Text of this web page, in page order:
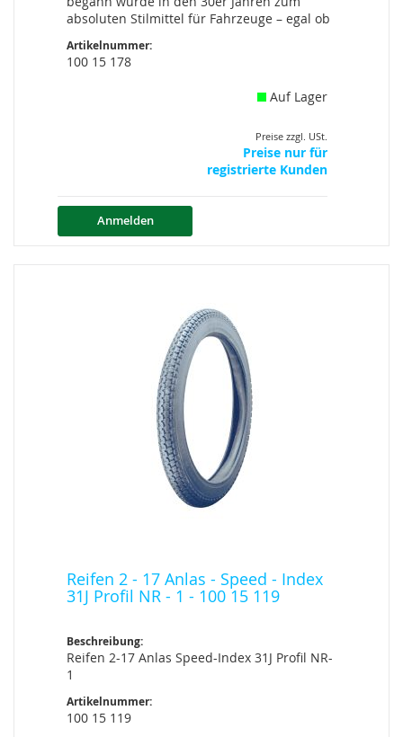
absoluten Stilmittel für Fahrzeuge – egal ob
Artikelnummer:
100 15 178
Auf Lager
Preise zzgl. USt.
Preise nur für
registrierte Kunden
Anmelden
Reifen 2 - 17 Anlas - Speed - Index
31J Profil NR - 1 - 100 15 119
Beschreibung:
Reifen 2-17 Anlas Speed-Index 31J Profil NR-
1
Artikelnummer:
100 15 119